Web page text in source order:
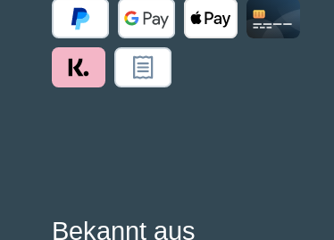
Bekannt aus